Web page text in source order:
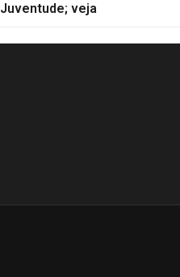
Juventude; veja